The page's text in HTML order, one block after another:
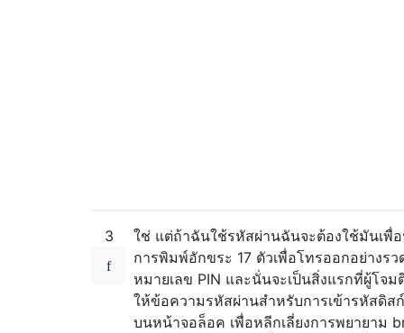
3
ใช่ แต่ถ้าฉันใช้รหัสผ่านฉันจะต้องใช้มันเพื่
การพิมพ์อักขระ 17 ตัวเพื่อโทรออกอย่างร
หมายเลข PIN และนั่นจะเป็นสิ่งแรกที่ผู้โจ
ให้ข้อความรหัสผ่านสำหรับการเข้ารหัสดิส
บนหน้าจอล็อค เพื่อหลีกเลี่ยงการพยายาม